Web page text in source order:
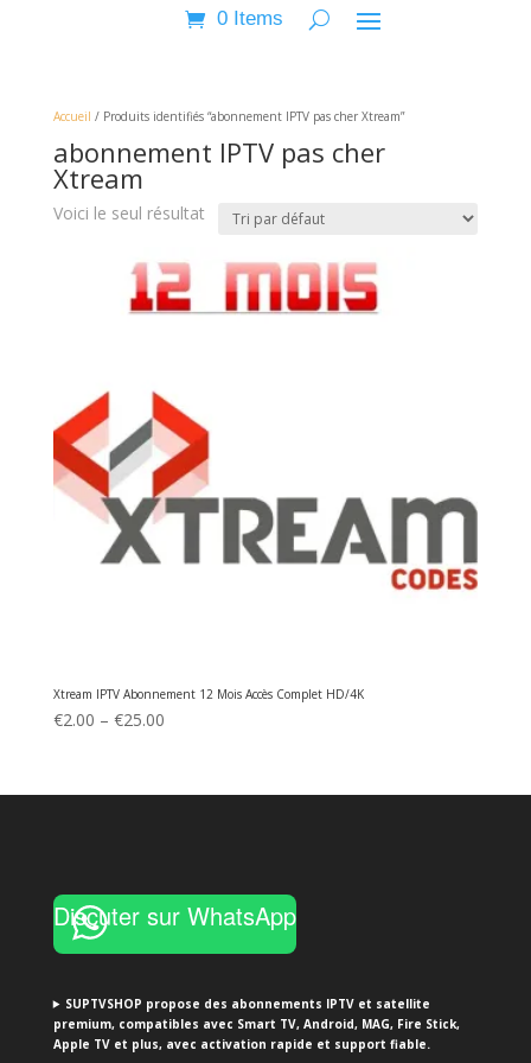
0 Items
Accueil / Produits identifiés “abonnement IPTV pas cher Xtream”
abonnement IPTV pas cher
Xtream
Voici le seul résultat
Xtream IPTV Abonnement 12 Mois Accès Complet HD/4K
€2.00 – €25.00Price
through
Discuter sur WhatsApp
SUPTVSHOP propose des abonnements IPTV et satellite
premium, compatibles avec Smart TV, Android, MAG, Fire Stick,
Apple TV et plus, avec activation rapide et support fiable.